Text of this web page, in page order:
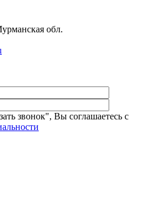
обл.
звонок", Вы соглашаетесь с